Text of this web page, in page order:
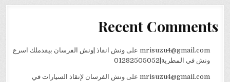
Recent Comments
mrisuzu4@gmail.comعلى ونش انقاذ |ونش الفرسان بيقدملك اسرع
ونش في المطرية|01282505052
mrisuzu4@gmail.comعلى ونش الفرسان لإنقاذ السيارات في